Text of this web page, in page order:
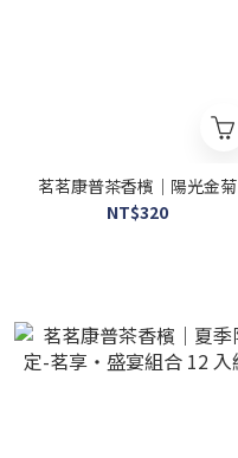
茗茗康普茶香檳｜陽光金菊
NT$320